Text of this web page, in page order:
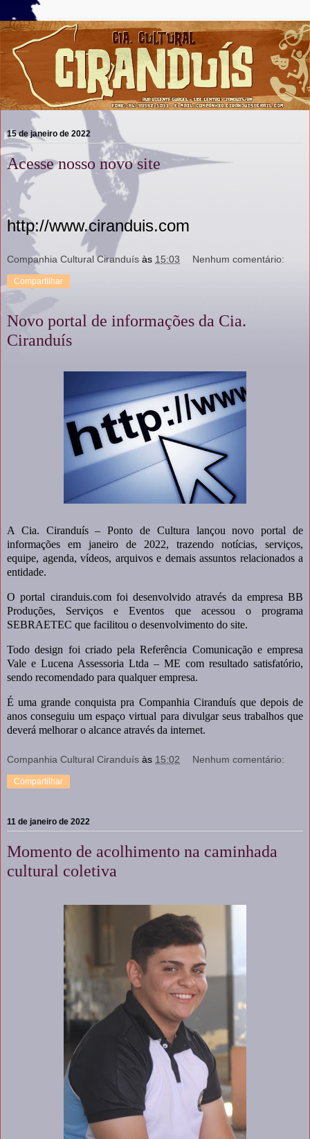
15 de janeiro de 2022
Acesse nosso novo site
http://www.ciranduis.com
Companhia Cultural Ciranduís às 15:03 Nenhum comentário:
Compartilhar
Novo portal de informações da Cia.
Ciranduís
A Cia. Ciranduís – Ponto de Cultura lançou novo portal de
informações em janeiro de 2022, trazendo notícias, serviços,
equipe, agenda, vídeos, arquivos e demais assuntos relacionados a
entidade.
O portal ciranduis.com foi desenvolvido através da empresa BB
Produções, Serviços e Eventos que acessou o programa
SEBRAETEC que facilitou o desenvolvimento do site.
Todo design foi criado pela Referência Comunicação e empresa
Vale e Lucena Assessoria Ltda – ME com resultado satisfatório,
sendo recomendado para qualquer empresa.
É uma grande conquista pra Companhia Ciranduís que depois de
anos conseguiu um espaço virtual para divulgar seus trabalhos que
deverá melhorar o alcance através da internet.
Companhia Cultural Ciranduís às 15:02 Nenhum comentário:
Compartilhar
11 de janeiro de 2022
Momento de acolhimento na caminhada
cultural coletiva